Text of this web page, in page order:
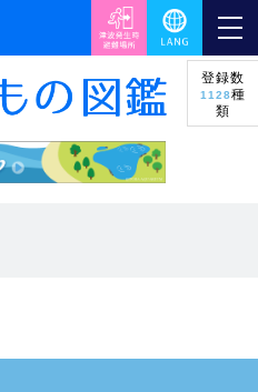
登録数
1128種
類